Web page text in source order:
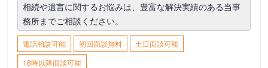
相続や遺言に関するお悩みは、豊富な解決実績のある当事
務所までご相談ください。
電話相談可能 初回面談無料
土日面談可能
18時以降面談可能